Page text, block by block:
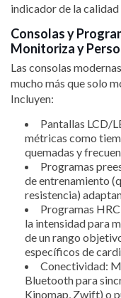
indicador de la calidad
Consolas y
Monitoriza y
Las consolas
mucho más que solo
Incluyen:
Pantallas LCD/
métricas como
quemadas y
Programas
de entrenamiento
resistencia)
Programas
la intensidad para
de un rango
específicos de
Conectividad:
Bluetooth para
Kinomap, Zwift) o